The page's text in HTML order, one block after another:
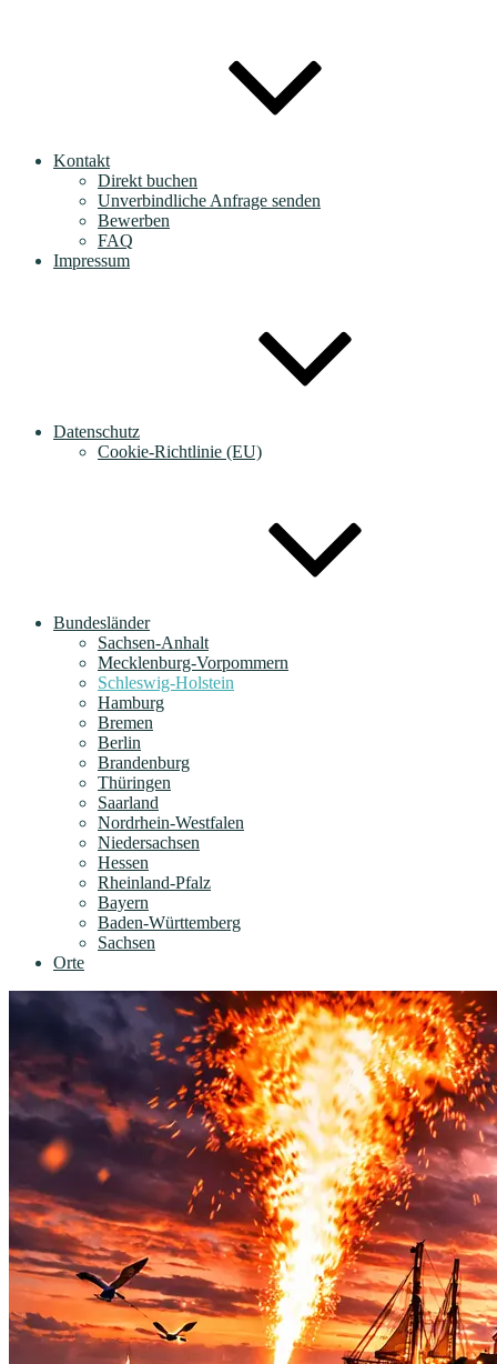
Kontakt
Direkt buchen
Unverbindliche Anfrage senden
Bewerben
FAQ
Impressum
Datenschutz
Cookie-Richtlinie (EU)
Bundesländer
Sachsen-Anhalt
Mecklenburg-Vorpommern
Schleswig-Holstein
Hamburg
Bremen
Berlin
Brandenburg
Thüringen
Saarland
Nordrhein-Westfalen
Niedersachsen
Hessen
Rheinland-Pfalz
Bayern
Baden-Württemberg
Sachsen
Orte